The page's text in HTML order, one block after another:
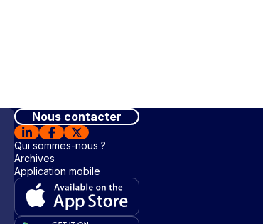
Nous contacter
Qui sommes-nous ?
Archives
Application mobile